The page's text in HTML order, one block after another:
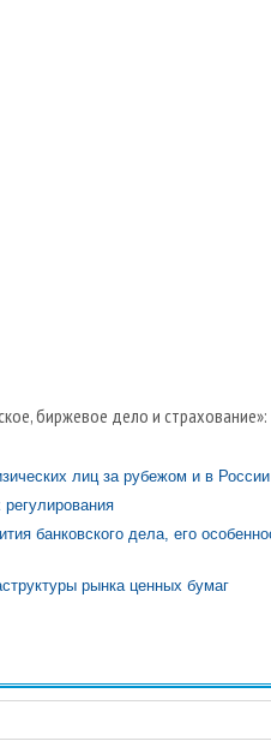
биржевое дело и страхование»:
лиц за рубежом и в России
банковского дела, его
рынка ценных бумаг